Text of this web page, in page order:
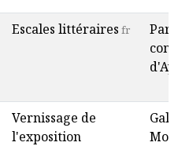
Escales littéraires fr
Parc
Vernissage de
l'exposition